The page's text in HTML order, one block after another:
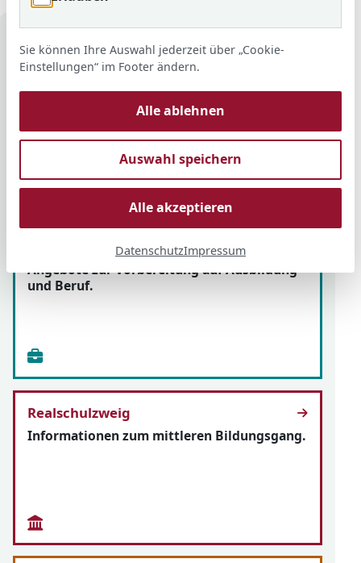
Auf einen Blick
Aktuelles und Einblicke aus dem
Hauptschulzweig.
Berufsorientierung
Angebote zur Vorbereitung auf Ausbildung
und Beruf.
Realschulzweig
Informationen zum mittleren Bildungsgang.
Sie können Ihre Auswahl jederzeit über „Cookie-
Einstellungen“ im Footer ändern.
Alle ablehnen
Auswahl speichern
Alle akzeptieren
DatenschutzImpressum